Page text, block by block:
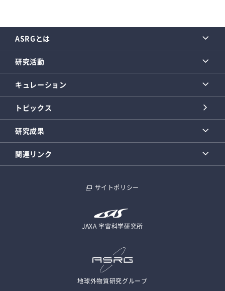
ASRGとは
研究活動
キュレーション
トピックス
研究成果
関連リンク
サイトポリシー
JAXA 宇宙科学研究所
地球外物質研究グループ